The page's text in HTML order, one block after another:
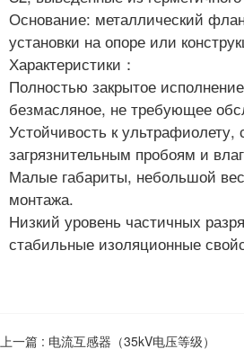
Основание: металлический
установки на опоре или
Характеристики：
Полностью закрытое
безмасляное, не требующее
Устойчивость к ультрафиолету,
загрязнительным пробоям и
Малые габариты, небольшой
монтажа.
Низкий уровень частичных
стабильные изоляционные
上一篇 : 电流互感器（35kV电压等级）